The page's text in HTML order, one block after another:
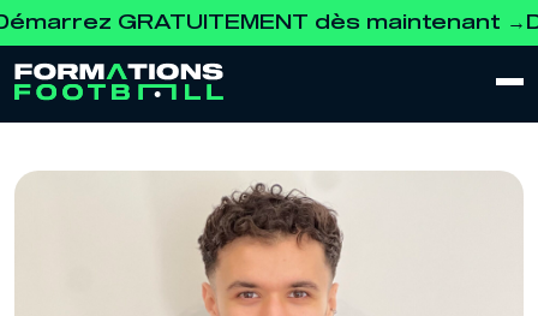
GRATUITEMENT dès maintenant →